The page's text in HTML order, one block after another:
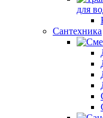
для
Сантехника